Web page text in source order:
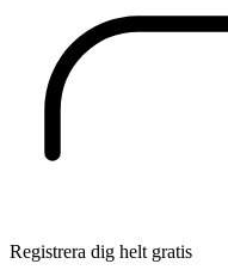
Registrera dig helt gratis